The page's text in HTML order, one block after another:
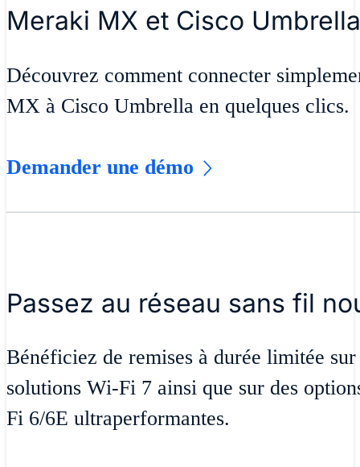
Meraki MX et Cisco Umbrella
Découvrez comment connecter
MX à Cisco Umbrella en quelques clics.
Demander une démo
Passez au réseau sans fil
Bénéficiez de remises à durée limitée
solutions Wi-Fi 7 ainsi que sur des
Fi 6/6E ultraperformantes.